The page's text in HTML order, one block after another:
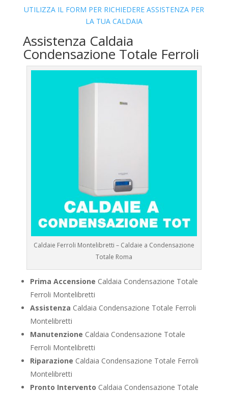
UTILIZZA IL FORM PER RICHIEDERE ASSISTENZA PER
LA TUA CALDAIA
Assistenza Caldaia
Condensazione Totale Ferroli
Caldaie Ferroli Montelibretti – Caldaie a Condensazione
Totale Roma
Prima Accensione Caldaia Condensazione Totale
Ferroli Montelibretti
Assistenza Caldaia Condensazione Totale Ferroli
Montelibretti
Manutenzione Caldaia Condensazione Totale
Ferroli Montelibretti
Riparazione Caldaia Condensazione Totale Ferroli
Montelibretti
Pronto Intervento Caldaia Condensazione Totale